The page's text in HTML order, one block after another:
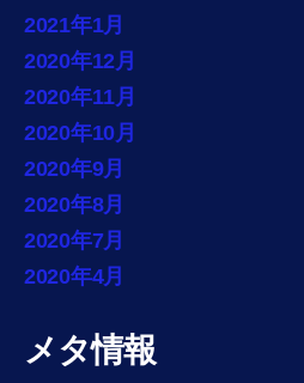
2021年1月
2020年12月
2020年11月
2020年10月
2020年9月
2020年8月
2020年7月
2020年4月
メタ情報